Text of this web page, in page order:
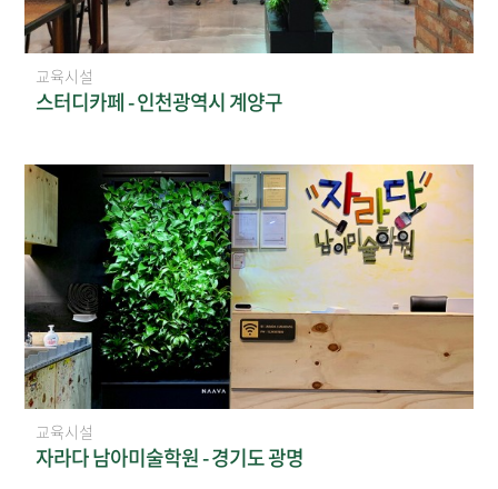
교육시설
스터디카페 - 인천광역시 계양구
교육시설
자라다 남아미술학원 - 경기도 광명